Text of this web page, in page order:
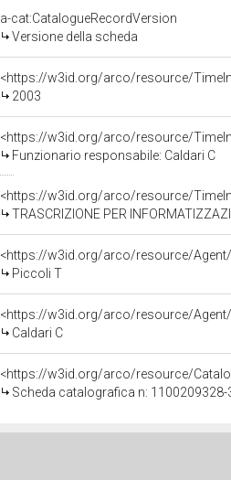
a-cat:CatalogueRecordVersion
Versione della scheda
<https://w3id.org/arco/resource/
2003
<https://w3id.org/arco/resource/
Funzionario responsabile: Caldari C
<https://w3id.org/arco/resource/
TRASCRIZIONE PER
<https://w3id.org/arco/resource/
Piccoli T
<https://w3id.org/arco/resource/
Caldari C
<https://w3id.org/arco/resource/
Scheda catalografica n: 1100209328-